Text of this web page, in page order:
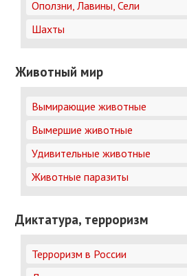
Оползни, Лавины, Сели
Шахты
Животный мир
Вымирающие животные
Вымершие животные
Удивительные животные
Животные паразиты
Диктатура, терроризм
Терроризм в России